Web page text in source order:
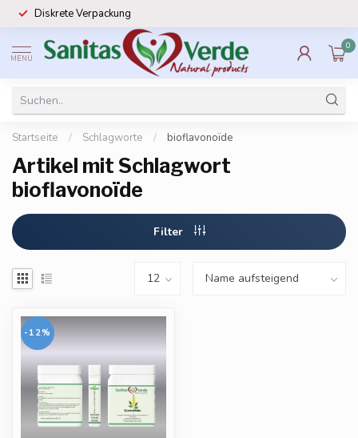
Diskrete Verpackung
MENU
0
Startseite / Schlagworte / bioflavonoïde
Artikel mit Schlagwort
bioflavonoïde
Filter
-12%